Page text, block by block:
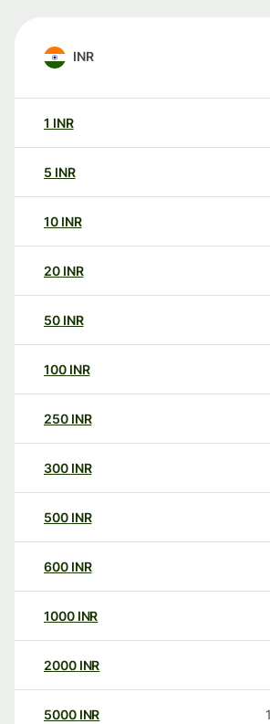
INR
1 INR
5 INR
10 INR
20 INR
50 INR
100 INR
250 INR
300 INR
500 INR
600 INR
1000 INR
2000 INR
5000 INR